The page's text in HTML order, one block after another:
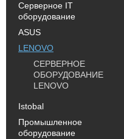
Серверное IT
оборудование
ASUS
LENOVO
СЕРВЕРНОЕ
ОБОРУДОВАНИЕ
LENOVO
Istobal
Промышленное
оборудование